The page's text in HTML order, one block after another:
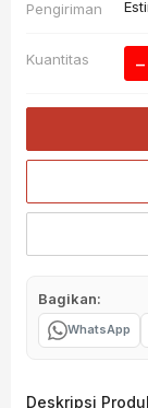
Pengiriman
Kuantitas −
Bagikan:
WhatsApp
Deskripsi